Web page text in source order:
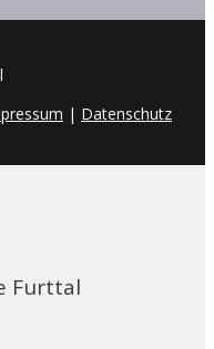
| Datenschutz
Furttal